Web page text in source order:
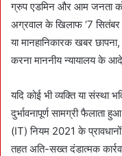
ग्रुप एडमिन और आम जनता को
अग्रवाल के खिलाफ ‘7
या मानहानिकारक खबर
करना माननीय न्यायालय के
यदि कोई भी व्यक्ति या संस्था
दुर्भावनापूर्ण सामग्री फैलाता
(IT) नियम 2021 के
तहत अति-सख्त दंडात्मक